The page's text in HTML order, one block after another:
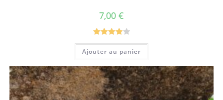
7,00 €
Note4.00
sur 5
Ajouter au panier